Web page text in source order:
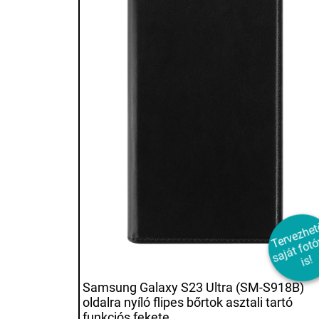
s!
Samsung Galaxy S23 Ultra (SM-S918B)
oldalra nyíló flipes bőrtok asztali tartó